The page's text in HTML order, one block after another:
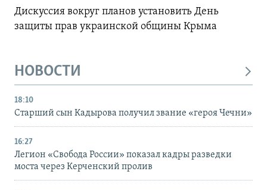
Дискуссия вокруг планов установить День
защиты прав украинской общины Крыма
НОВОСТИ
18:10
Старший сын Кадырова получил звание «героя Чечни»
16:27
Легион «Свобода России» показал кадры разведки
моста через Керченский пролив